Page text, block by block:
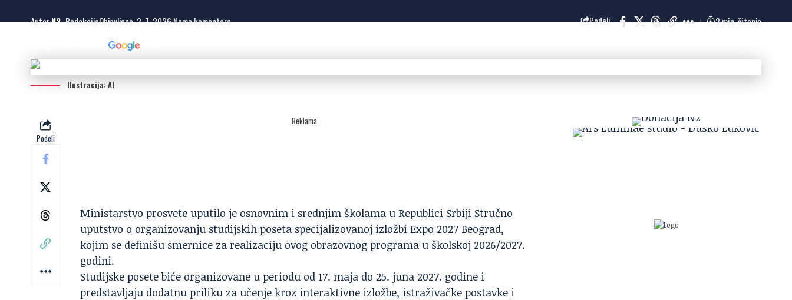
Autor:N2- RedakcijaObjavljeno: 2. 7. 2026.Nema komentara Podeli 2 min. čitanja
Ilustracija: AI
Podeli
Reklama
Ministarstvo prosvete uputilo je osnovnim i srednjim školama u Republici Srbiji Stručno
uputstvo o organizovanju studijskih poseta specijalizovanoj izložbiExpo 2027 Beograd,
kojim se definišu smernice za realizaciju ovog obrazovnog programa u školskoj 2026/2027.
godini.
Studijske posete biće organizovane u periodu od 17. maja do 25. juna 2027. godine i
predstavljaju dodatnu priliku za učenje kroz interaktivne izložbe, istraživačke postavke i